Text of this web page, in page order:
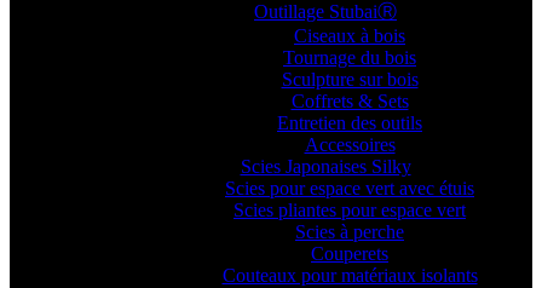
Outillage StubaiⓇ
Ciseaux à bois
Tournage du bois
Sculpture sur bois
Coffrets & Sets
Entretien des outils
Accessoires
Scies Japonaises Silky
Scies pour espace vert avec étuis
Scies pliantes pour espace vert
Scies à perche
Couperets
Couteaux pour matériaux isolants